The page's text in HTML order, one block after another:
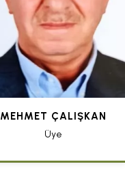
MEHMET ÇALIŞKAN
Üye